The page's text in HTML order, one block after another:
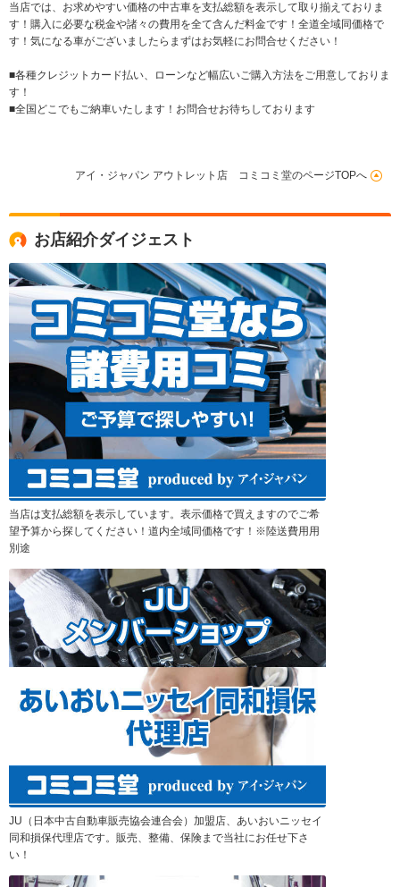
当店では、お求めやすい価格の中古車を支払総額を表示して取り揃えておりま
す！購入に必要な税金や諸々の費用を全て含んだ料金です！全道全域同価格で
す！気になる車がございましたらまずはお気軽にお問合せください！
■各種クレジットカード払い、ローンなど幅広いご購入方法をご用意しておりま
す！
■全国どこでもご納車いたします！お問合せお待ちしております
アイ・ジャパン アウトレット店 コミコミ堂のページTOPへ
お店紹介ダイジェスト
当店は支払総額を表示しています。表示価格で買えますのでご希
望予算から探してください！道内全域同価格です！※陸送費用用
別途
JU（日本中古自動車販売協会連合会）加盟店、あいおいニッセイ
同和損保代理店です。販売、整備、保険まで当社にお任せ下さ
い！